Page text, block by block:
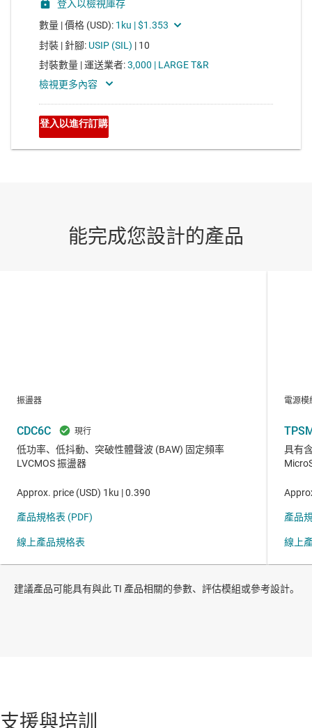
建議產品可能具有與此 TI 產品相關的參數、評估模組或參考設計。
支援與培訓